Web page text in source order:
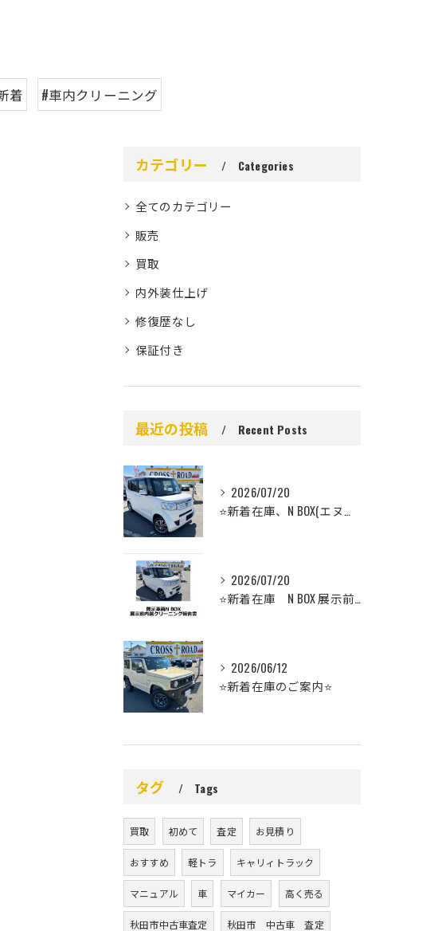
着 #車内クリーニング
カテゴリー Categories
全てのカテゴリー
販売
買取
内外装仕上げ
修復歴なし
保証付き
最近の投稿 Recent Posts
2026/07/20
⭐️新着在庫、N BOX(エヌボックス）のご案内⭐️
2026/07/20
⭐️新着在庫 N BOX 展示前車内クリーニング⭐️
2026/06/12
⭐️新着在庫のご案内⭐️
タグ Tags
買取 初めて 査定 お見積り
おすすめ 軽トラ キャリィトラック
マニュアル 車 マイカー 高く売る
秋田市中古車査定 秋田市 中古車 査定